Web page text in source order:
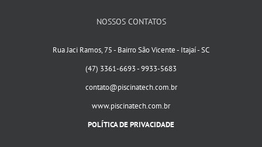
NOSSOS CONTATOS
Rua Jaci Ramos, 75 - Bairro São Vicente - Itajaí - SC
(47) 3361-6693 - 9933-5683
contato@piscinatech.com.br
www.piscinatech.com.br
POLÍTICA DE PRIVACIDADE